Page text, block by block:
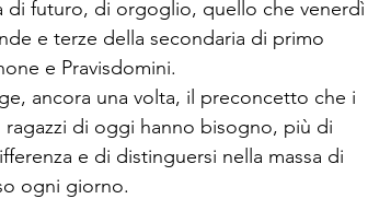
di futuro, di orgoglio, quello che venerdì
e terze della secondaria di primo
e Pravisdomini.
ancora una volta, il preconcetto che i
di oggi hanno bisogno, più di
e di distinguersi nella massa di
ogni giorno.